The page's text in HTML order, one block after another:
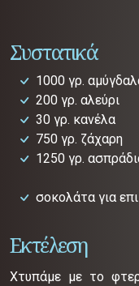
Συστατικά
1000 γρ.
200 γρ. αλεύρι
30 γρ. κανέλα
750 γρ. ζάχαρη
1250 γρ.
σοκολάτα για
Εκτέλεση
Χτυπάμε με το